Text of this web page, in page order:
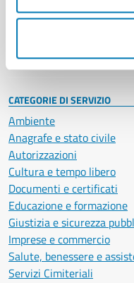
Personale amministrativo
CATEGORIE DI SERVIZIO
Ambiente
Anagrafe e stato civile
Autorizzazioni
Cultura e tempo libero
Documenti e certificati
Educazione e formazione
Giustizia e sicurezza
Imprese e commercio
Salute, benessere e
Servizi Cimiteriali